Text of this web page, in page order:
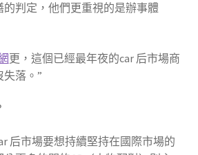
判定，他們更重視的是辦事體
更，這個已經最年夜的car 后市場商
落。”
后市場要想持續堅持在國際市場的